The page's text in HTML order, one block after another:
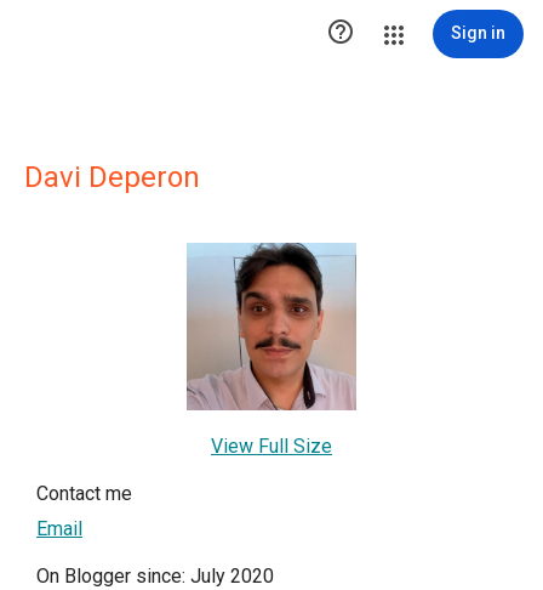
 Sign in
Davi Deperon
View Full Size
Contact me
Email
On Blogger since: July 2020